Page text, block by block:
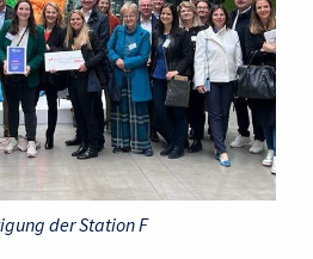
der Station F